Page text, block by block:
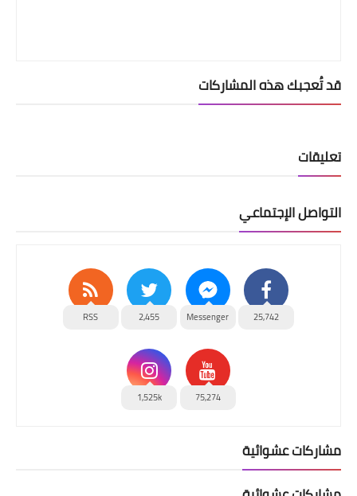
قد تُعجبك هذه المشاركات
تعليقات
التواصل الإجتماعي
25,742
Messenger
2,455
RSS
75,274
1,525k
مشاركات عشوائية